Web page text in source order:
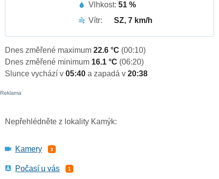
Vlhkost: 51 %
Vítr:
SZ, 7 km/h
Dnes změřené maximum 22.6 °C (00:10)
Dnes změřené minimum 16.1 °C (06:20)
Slunce vychází v 05:40 a zapadá v 20:38
Nepřehlédněte z lokality Kamýk:
Kamery 3
Počasí u vás 1